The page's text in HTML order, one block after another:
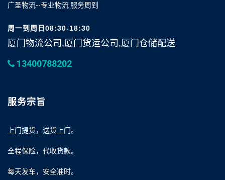
广圣物流--专业物流 服务周到
周一到周日08:30-18:30
厦门物流公司,厦门货运公司,厦门仓储配送
13400788202
服务宗旨
上门提货，送货上门。
全程保险，代收货款。
每天发车，安全准时。